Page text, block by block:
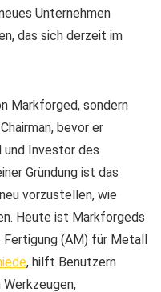
Unternehmen
das sich derzeit im
Markforged, sondern
bevor er
Investor des
Gründung ist das
vorzustellen, wie
Heute ist Markforgeds
(AM) für Metall
, hilft Benutzern